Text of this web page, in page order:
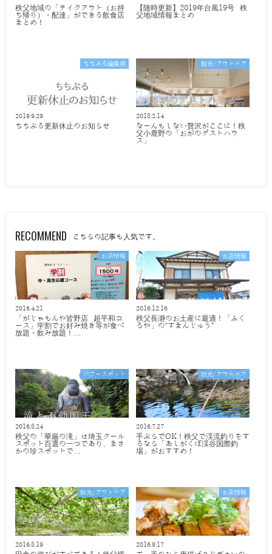
秩父地域の「テイクアウト（お持
ち帰り）・配達」ができる飲食店
まとめ！
【随時更新】2019年台風19号 秩
父地域情報まとめ
ちちぶる編集局
2019.9.29
ちちぶる更新休止のお知らせ
観光/アウトドア
2018.2.14
なーんもしない贅沢がここに！秩
父小鹿野の「おがのゲストハウ
ス」
RECOMMEND こちらの記事も人気です。
お店情報
2016.4.21
「がじゃもんや皆野店 超平和コ
ース」学割でお好み焼き等が食べ
放題・飲み放題！…
お店情報
2016.12.16
秩父長瀞のお土産に最適！「ふく
ろや」の"すまんじゅう"
パワースポット
2016.8.24
秩父の「華厳の滝」は埼玉クール
スポット百選の一つであり、まさ
かの珍スポットで…
観光/アウトドア
2016.7.27
手ぶらでOK！秩父で渓流釣りをす
るなら「あしがくぼ渓谷国際釣
場」がおすすめ！
観光/アウトドア
2016.8.19
お店情報
2016.9.17